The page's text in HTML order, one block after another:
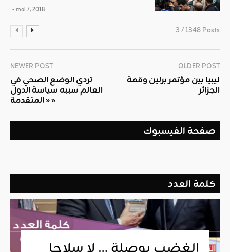
- mai 7, 2018
3 / 1348 Posts
NEWER POST
تردي الوضع الصحي في
العالم سببه سياسة الدول
« المتقدمة »
OLDER POST
ليبيا بين مؤتمر برلين وقمة
الجزائر
صفحة الفيسبوك
كلمة العدد